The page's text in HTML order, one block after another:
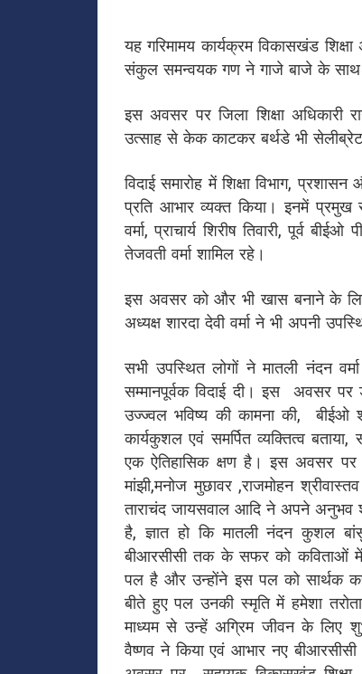
यह गरिमामय कार्यक्रम विकासखंड
संकुल समन्वयक गण ने गाजे बाजे के साथ
इस अवसर पर जिला शिक्षा अधिकारी
उत्साह से केक काटकर बर्थडे भी सेलीब्रेट
विदाई समारोह में शिक्षा विभाग,
प्रति आभार व्यक्त किया। इनमें प्रमुख
वर्मा, प्राचार्य शिरीष तिवारी, पूर्व
तेजवती वर्मा शामिल रहे।
इस अवसर को और भी खास बनाने के
अध्यक्ष शारदा देवी वर्मा ने भी अपनी
सभी उपस्थित लोगों ने मातली नंदन
सम्मानपूर्वक विदाई दी। इस अवसर पर
उज्ज्वल भविष्य की कामना की, बीईओ
कार्यकुशल एवं समर्पित व्यक्तित्व
एक ऐतिहासिक क्षण है। इस अवसर पर
मांझी,मनोज मुछावर ,राजमोहन
ताराचंद जायसवाल आदि ने अपने अनुभव
है, ज्ञात हो कि मातली नंदन कुशल
बीआरसीसी तक के सफर को कविताओं में
पल है और उन्होंने इस पल को सार्थक
बीते हुए पल उनकी स्मृति में हमेशा
माध्यम से उन्हें अग्रिम जीवन के लिए
वैष्णव ने किया एवं आभार नए